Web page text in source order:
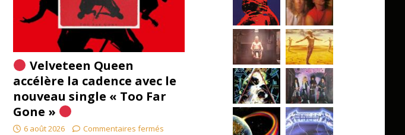
Velveteen Queen
accélère la cadence avec le
nouveau single « Too Far
Gone »
6 août 2026 Commentaires fermés